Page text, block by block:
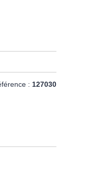
: 127030